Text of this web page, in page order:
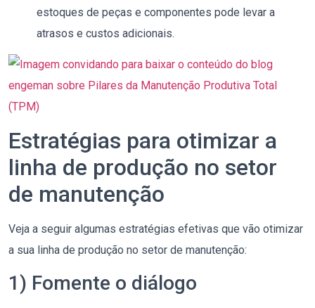
estoques de peças e componentes pode levar a
atrasos e custos adicionais.
Estratégias para otimizar a
linha de produção no setor
de manutenção
Veja a seguir algumas estratégias efetivas que vão otimizar
a sua linha de produção no setor de manutenção:
1) Fomente o diálogo